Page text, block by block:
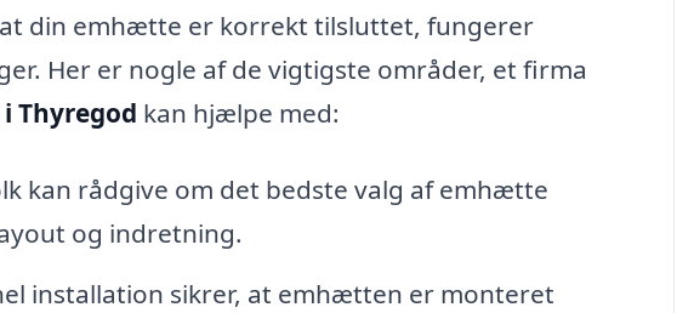
din emhætte er korrekt tilsluttet, fungerer
Her er nogle af de vigtigste områder, et firma
Thyregod kan hjælpe med:
kan rådgive om det bedste valg af emhætte
og indretning.
installation sikrer, at emhætten er monteret